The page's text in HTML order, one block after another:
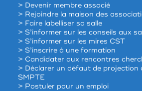
> Devenir membre associé
> Rejoindre la maison des
> Faire labelliser sa salle
> S’informer sur les conseils aux
> S’informer sur les mires CST
> S’inscrire à une formation
> Candidater aux rencontres
> Déclarer un défaut de projection
SMPTE
> Postuler pour un emploi